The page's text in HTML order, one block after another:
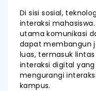
Di sisi sosial,
interaksi
utama komunikasi
dapat membangun
luas, termasuk
interaksi digital
mengurangi
kampus.